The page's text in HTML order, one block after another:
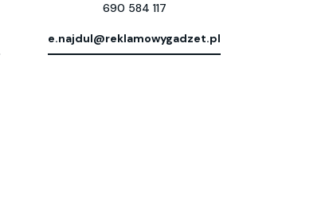
690 584 117
e.najdul@reklamowygadzet.pl